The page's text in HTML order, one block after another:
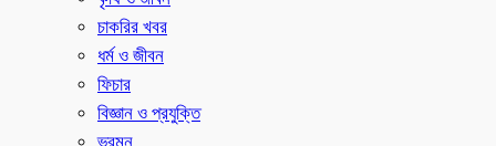
চাকরির খবর
ধর্ম ও জীবন
ফিচার
বিজ্ঞান ও প্রযুক্তি